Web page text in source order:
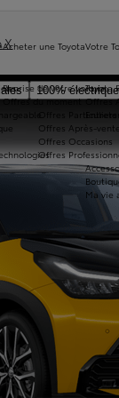
100%
Acheter une Toyota
Reprise de votre voiture
Offres du moment
Offres Après-
Offres Occasions
Offres
Votre
Toyota
Offres
Ma vie
X
360°